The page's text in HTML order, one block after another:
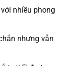
nhiều phong
nhưng vẫn